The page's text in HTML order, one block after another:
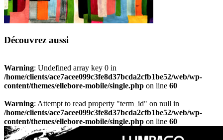
Découvrez aussi
Warning: Undefined array key 0 in
/home/clients/ace7acee099c3fe8d37bcda2cfb1be52/web/wp-
content/themes/ellebore-mobile/single.php on line 60
Warning: Attempt to read property "term_id" on null in
/home/clients/ace7acee099c3fe8d37bcda2cfb1be52/web/wp-
content/themes/ellebore-mobile/single.php on line 60